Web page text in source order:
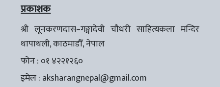
प्रकाशक
श्री लूनकरणदास–गङ्गादेवी चौधरी साहित्यकला मन्दिर
थापाथली, काठमाडौँ, नेपाल
फोन : ०१ ४२२१२६०
इमेल : aksharangnepal@gmail.com